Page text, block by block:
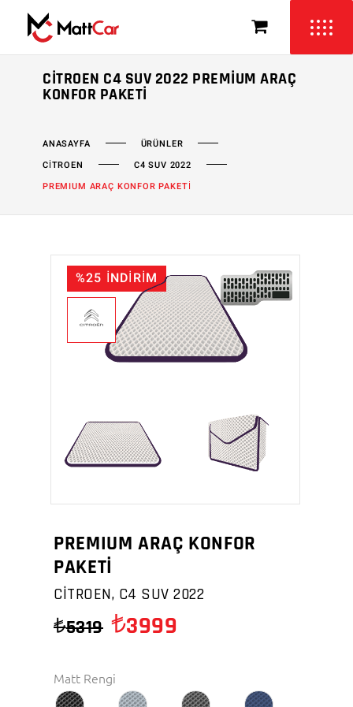
CITROEN C4 SUV 2022 PREMIUM ARAÇ
KONFOR PAKETI
ANASAYFA
ÜRÜNLER
CİTROEN
C4 SUV 2022
PREMIUM ARAÇ KONFOR PAKETİ
%25 İNDİRİM
PREMIUM ARAÇ KONFOR
PAKETİ
CİTROEN, C4 SUV 2022
5319 3999
Matt Rengi